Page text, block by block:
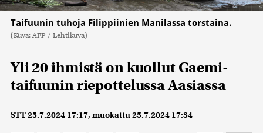
Taifuunin tuhoja Filippiinien Manilassa torstaina.
(Kuva: AFP / Lehtikuva)
Yli 20 ihmistä on kuollut Gaemi-
taifuunin riepottelussa Aasiassa
STT25.7.2024 17:17, muokattu25.7.2024 17:34